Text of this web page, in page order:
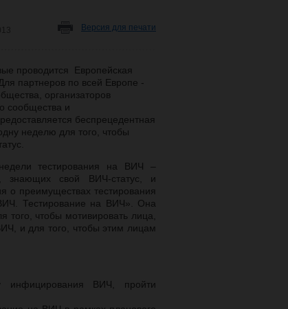
Версия для печати
проводится Европейская
партнеров по всей Европе -
организаторов
сообщества и
беспрецедентная
неделю для того, чтобы
тестирования на ВИЧ –
знающих свой ВИЧ-статус, и
о преимуществах тестирования
Тестирование на ВИЧ». Она
чтобы мотивировать лица,
и для того, чтобы этим лицам
инфицирования ВИЧ, пройти